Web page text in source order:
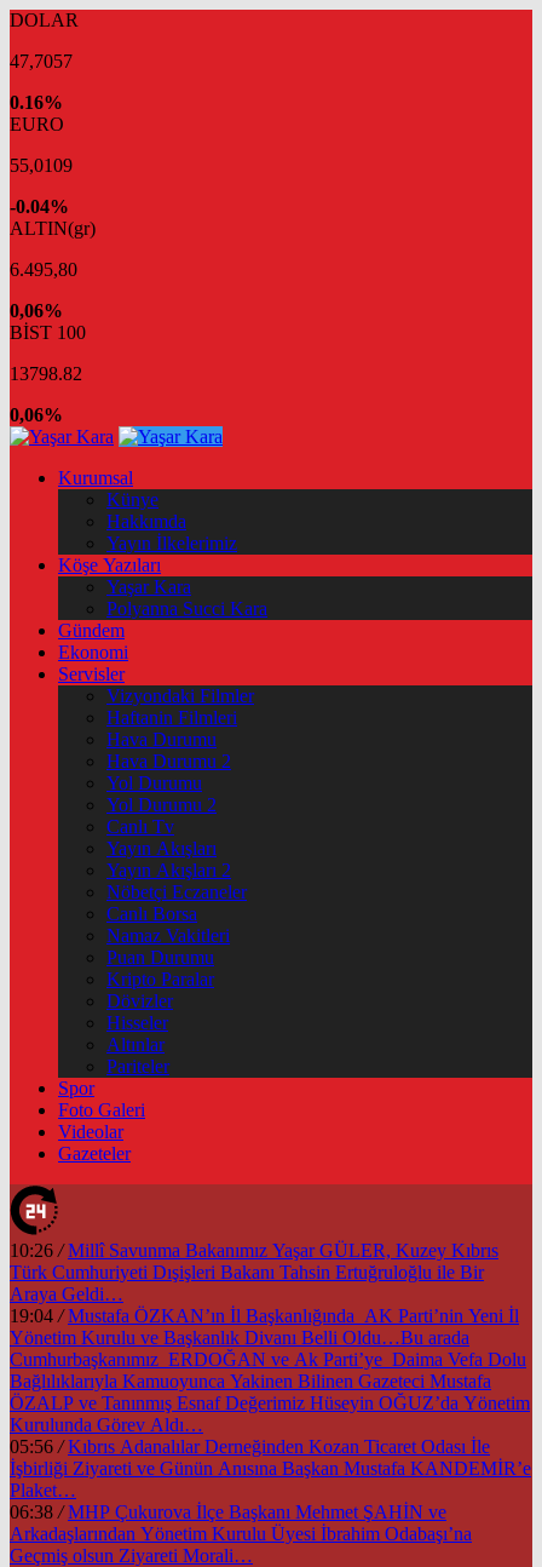
DOLAR
47,7057
0.16%
EURO
55,0109
-0.04%
ALTIN(gr)
6.495,80
0,06%
BİST 100
13798.82
0,06%
Kurumsal
Künye
Hakkımda
Yayın İlkelerimiz
Köşe Yazıları
Yaşar Kara
Polyanna Succi Kara
Gündem
Ekonomi
Servisler
Vizyondaki Filmler
Haftanin Filmleri
Hava Durumu
Hava Durumu 2
Yol Durumu
Yol Durumu 2
Canlı Tv
Yayın Akışları
Yayın Akışları 2
Nöbetçi Eczaneler
Canlı Borsa
Namaz Vakitleri
Puan Durumu
Kripto Paralar
Dövizler
Hisseler
Altınlar
Pariteler
Spor
Foto Galeri
Videolar
Gazeteler
10:26 / Millî Savunma Bakanımız Yaşar GÜLER, Kuzey Kıbrıs
Türk Cumhuriyeti Dışişleri Bakanı Tahsin Ertuğruloğlu ile Bir
Araya Geldi…
19:04 / Mustafa ÖZKAN’ın İl Başkanlığında AK Parti’nin Yeni İl
Yönetim Kurulu ve Başkanlık Divanı Belli Oldu…Bu arada
Cumhurbaşkanımız ERDOĞAN ve Ak Parti’ye Daima Vefa Dolu
Bağlılıklarıyla Kamuoyunca Yakinen Bilinen Gazeteci Mustafa
ÖZALP ve Tanınmış Esnaf Değerimiz Hüseyin OĞUZ’da Yönetim
Kurulunda Görev Aldı…
05:56 / Kıbrıs Adanalılar Derneğinden Kozan Ticaret Odası İle
İşbirliği Ziyareti ve Günün Anısına Başkan Mustafa KANDEMİR’e
Plaket…
06:38 / MHP Çukurova İlçe Başkanı Mehmet ŞAHİN ve
Arkadaşlarından Yönetim Kurulu Üyesi İbrahim Odabaşı’na
Geçmiş olsun Ziyareti Morali…